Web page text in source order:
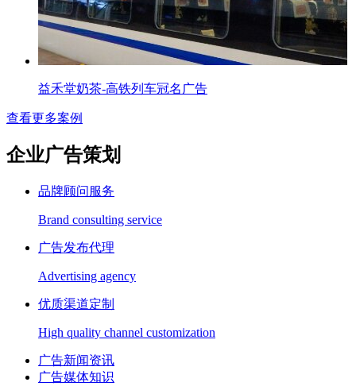
益禾堂奶茶-高铁列车冠名广告
查看更多案例
企业广告策划
品牌顾问服务
Brand consulting service
广告发布代理
Advertising agency
优质渠道定制
High quality channel customization
广告新闻资讯
广告媒体知识